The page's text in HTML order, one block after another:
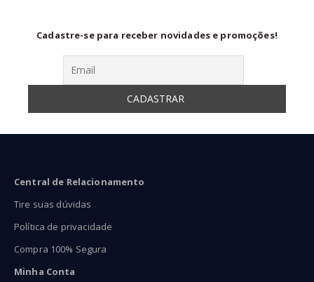
Cadastre-se para receber novidades e promoções!
Central de Relacionamento
Tire suas dúvidas
Política de privacidade
Compra 100% Segura
Minha Conta